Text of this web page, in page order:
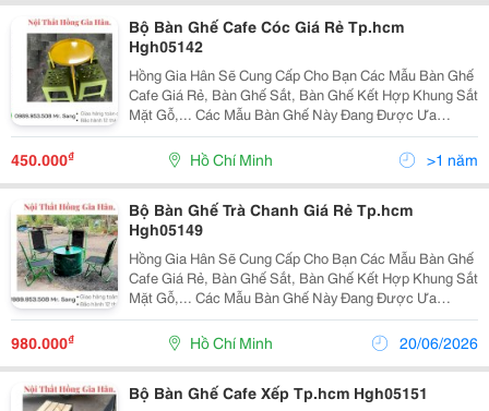
Bộ Bàn Ghế Cafe Cóc Giá Rẻ Tp.hcm
Hgh05142
Hồng Gia Hân Sẽ Cung Cấp Cho Bạn Các Mẫu Bàn Ghế
Cafe Giá Rẻ, Bàn Ghế Sắt, Bàn Ghế Kết Hợp Khung Sắt
Mặt Gỗ,... Các Mẫu Bàn Ghế Này Đang Được Ưa
Chuộng Nhất Trên Thị Trường Hiện Nay. Với Những Ưu
Điểm Tuyệt Vời Về Chất Lượng Cũng Như Các Kiểu
450.000₫ Hồ Chí Minh >1 năm
Bộ Bàn Ghế Trà Chanh Giá Rẻ Tp.hcm
Hgh05149
Hồng Gia Hân Sẽ Cung Cấp Cho Bạn Các Mẫu Bàn Ghế
Cafe Giá Rẻ, Bàn Ghế Sắt, Bàn Ghế Kết Hợp Khung Sắt
Mặt Gỗ,... Các Mẫu Bàn Ghế Này Đang Được Ưa
Chuộng Nhất Trên Thị Trường Hiện Nay. Với Những Ưu
Điểm Tuyệt Vời Về Chất Lượng Cũng Như Các Kiểu
980.000₫ Hồ Chí Minh 20/06/2026
Bộ Bàn Ghế Cafe Xếp Tp.hcm Hgh05151